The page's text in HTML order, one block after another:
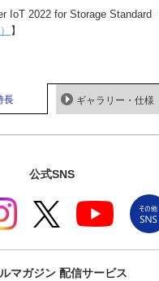
IoT 2022 for Storage Standard
】
長 ギャラリー・仕様
公式SNS
マガジン 配信サービス